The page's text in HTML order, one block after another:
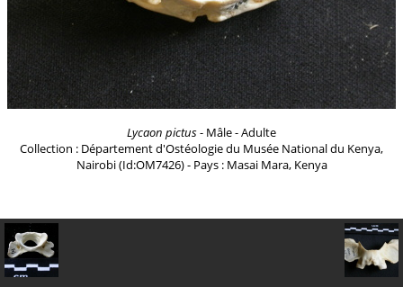
Lycaon pictus- Mâle - Adulte
Collection : Département d'Ostéologie du Musée National du Kenya,
Nairobi (Id:OM7426) - Pays : Masai Mara, Kenya